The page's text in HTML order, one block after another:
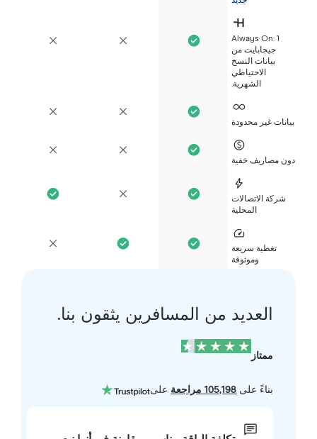
Always On: 1
جيجابايت من
بيانات النسخ
الاحتياطي
غير محدودة
مصاريف خفية
شركة الاتصالات
تغطية سريعة
العديد من المسافرين يثقون بنا.
بناءً على105,198 مراجعة على